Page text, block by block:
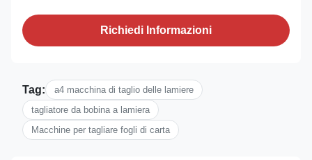
Richiedi Informazioni
Tag:
a4 macchina di taglio delle lamiere
tagliatore da bobina a lamiera
Macchine per tagliare fogli di carta